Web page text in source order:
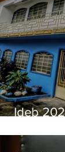
Ideb
distintos